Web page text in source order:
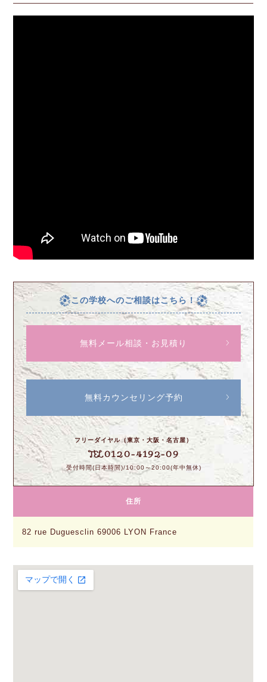
この学校へのご相談はこちら！
無料メール相談・お見積り
無料カウンセリング予約
フリーダイヤル（東京・大阪・名古屋）
TEL0120-4192-09
受付時間(日本時間)/10:00～20:00(年中無休)
住所
82 rue Duguesclin 69006 LYON France